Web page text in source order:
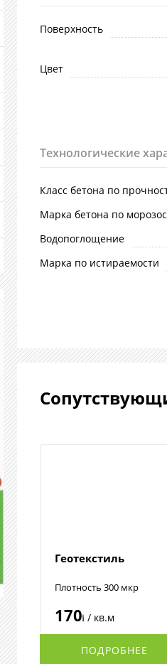
Поверхность
Цвет
Технологические
Класс бетона по
Марка бетона по
Водопоглощение
Марка по истираемости
Геотекстиль
Плотность 300 мкр
170i/ кв.м
ПОДРОБНЕЕ